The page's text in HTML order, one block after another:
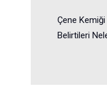
Çene Kemiği
Belirtileri